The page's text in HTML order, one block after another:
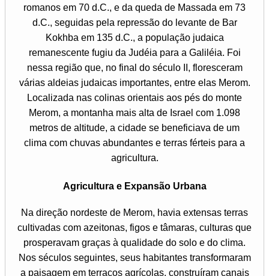
romanos em 70 d.C., e da queda de Massada em 73
d.C., seguidas pela repressão do levante de Bar
Kokhba em 135 d.C., a população judaica
remanescente fugiu da Judéia para a Galiléia. Foi
nessa região que, no final do século II, floresceram
várias aldeias judaicas importantes, entre elas Merom.
Localizada nas colinas orientais aos pés do monte
Merom, a montanha mais alta de Israel com 1.098
metros de altitude, a cidade se beneficiava de um
clima com chuvas abundantes e terras férteis para a
agricultura.
Agricultura e Expansão Urbana
Na direção nordeste de Merom, havia extensas terras
cultivadas com azeitonas, figos e tâmaras, culturas que
prosperavam graças à qualidade do solo e do clima.
Nos séculos seguintes, seus habitantes transformaram
a paisagem em terraços agrícolas, construíram canais